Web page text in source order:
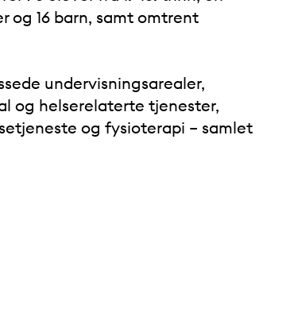
og 16 barn, samt omtrent
undervisningsarealer,
og helserelaterte tjenester,
og fysioterapi – samlet